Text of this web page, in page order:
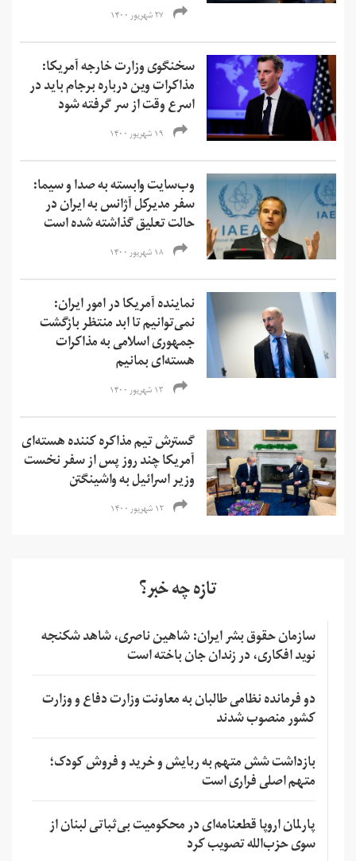
۲۷ شهریور ۱۴۰۰
سخنگوی وزارت خارجه آمریکا:
مذاکرات وین درباره برجام باید در
اسرع وقت از سر گرفته شود
۱۹ شهریور ۱۴۰۰
وب‌سایت وابسته به صدا و سیما:
سفر مدیرکل آژانس به ایران در
حالت تعلیق گذاشته شده است
۱۸ شهریور ۱۴۰۰
نماینده آمریکا در امور ایران:
نمی‌‌توانیم تا ابد منتظر بازگشت
جمهوری اسلامی به مذاکرات
هسته‌ای بمانیم
۱۳ شهریور ۱۴۰۰
گسترش تیم مذاکره کننده هسته‌ای
آمریکا چند روز پس از سفر نخست
وزیر اسرائیل به واشینگتن
۱۲ شهریور ۱۴۰۰
تازه چه خبر؟
سازمان حقوق بشر ایران: شاهین ناصری، شاهد شکنجه
نوید افکاری، در زندان جان باخته است
دو فرمانده نظامی طالبان به معاونت وزارت دفاع و وزارت
کشور منصوب شدند
بازداشت شش متهم به ربایش و خرید و فروش کودک؛
متهم اصلی فراری است
پارلمان اروپا قطعنامه‌ای در محکومیت بی‌ثباتی لبنان از
سوی حزب‌الله تصویب کرد